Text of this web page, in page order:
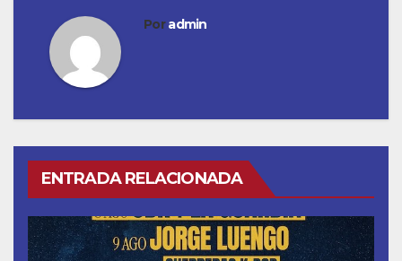
Poradmin
ENTRADA RELACIONADA